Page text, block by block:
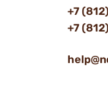
+7
+7